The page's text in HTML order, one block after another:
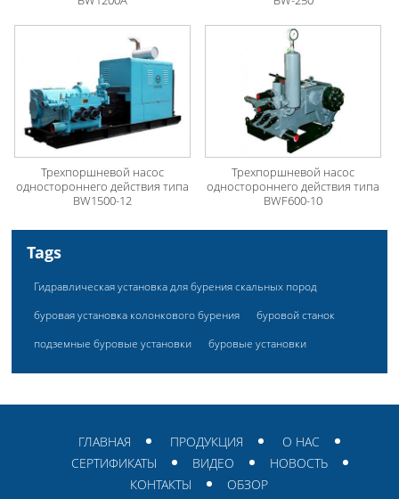
Трехпоршневой насос
одностороннего действия типа
BW1500-12
Трехпоршневой насос
одностороннего действия типа
BWF600-10
Tags
Гидравлическая установка для бурения скальных пород
буровая установка колонкового бурения
буровой станок
подземные буровые установки
буровые установки
ГЛАВНАЯ ПРОДУКЦИЯ
О НАС
СЕРТИФИКАТЫ
ВИДЕО
НОВОСТЬ
КОНТАКТЫ
ОБЗОР